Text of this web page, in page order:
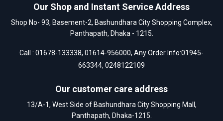
Our Shop and Instant Service Address
Shop No- 93, Basement-2, Bashundhara City Shopping Complex,
Panthapath, Dhaka - 1215.
Call : 01678-133338, 01614-956000, Any Order Info:01945-
663344, 0248122109
Our customer care address
13/A-1, West Side of Bashundhara City Shopping Mall,
Panthapath, Dhaka-1215.